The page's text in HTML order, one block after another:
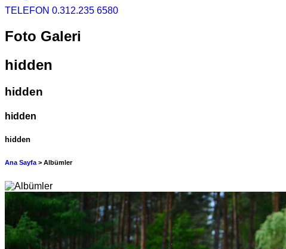
TELEFON 0.312.235 6580
Foto Galeri
hidden
hidden
hidden
hidden
Ana Sayfa > Albümler